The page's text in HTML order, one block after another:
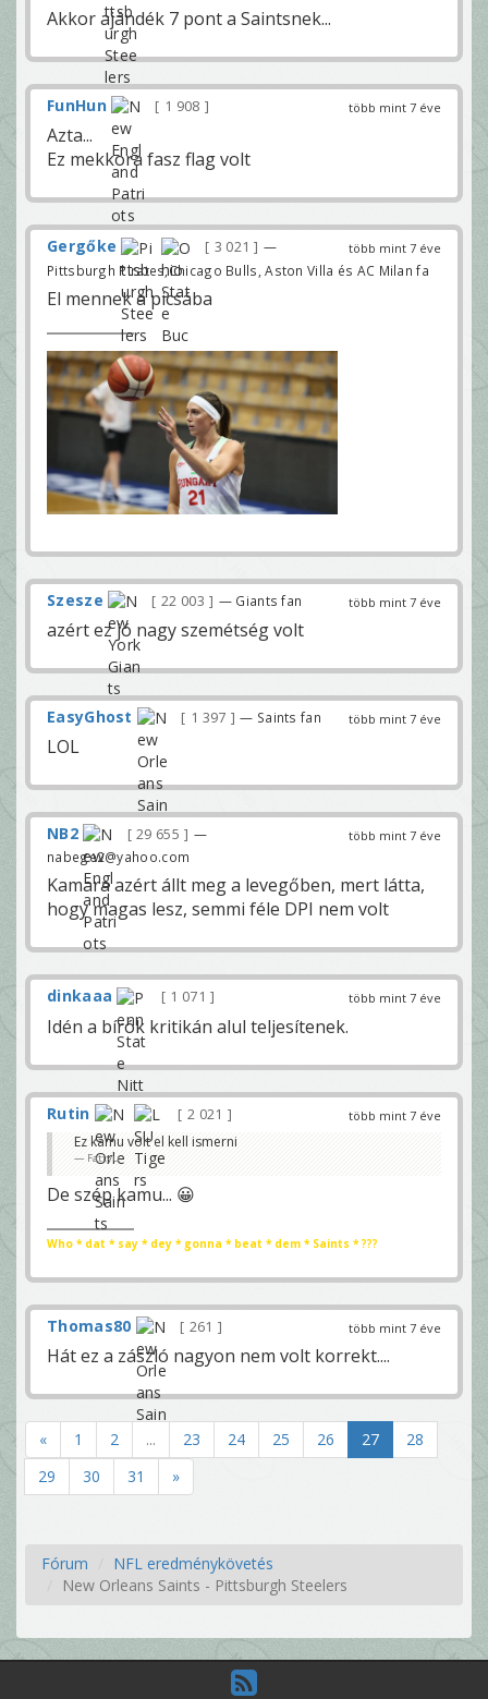
Akkor ajándék 7 pont a Saintsnek...
több mint 7 éve
FunHun 1 908
Azta...
Ez mekkora fasz flag volt
több mint 7 éve
Gergőke 3 021
—
Pittsburgh Pirates,Chicago Bulls, Aston Villa és AC Milan fa
El mennek a picsába
több mint 7 éve
Szesze 22 003 — Giants fan
azért ez jó nagy szemétség volt
több mint 7 éve
EasyGhost 1 397 — Saints fan
LOL
több mint 7 éve
NB2 29 655
—
nabege2@yahoo.com
Kamara azért állt meg a levegőben, mert látta,
hogy magas lesz, semmi féle DPI nem volt
több mint 7 éve
dinkaaa 1 071
Idén a bírók kritikán alul teljesítenek.
több mint 7 éve
Rutin
2 021
Ez kamu volt el kell ismerni
Fattyu
De szép kamu... 😀
Who * dat * say * dey * gonna * beat * dem * Saints * ???
több mint 7 éve
Thomas80 261
Hát ez a zászló nagyon nem volt korrekt....
« 1 2 ... 23 24 25 26 27
28
29
30 31 »
Fórum
NFL eredménykövetés
New Orleans Saints - Pittsburgh Steelers